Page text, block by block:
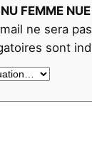
FEMME
ne sera
sont